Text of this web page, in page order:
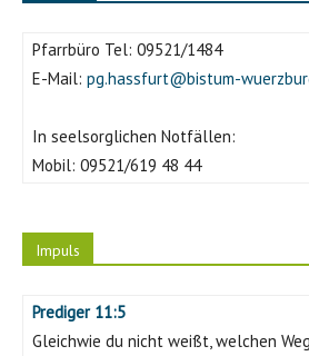
Pfarrbüro Tel: 09521/1484
E-Mail: pg.hassfurt@bistum-
In seelsorglichen Notfällen:
Mobil: 09521/619 48 44
Impuls
Prediger 11:5
Gleichwie du nicht weißt, welchen